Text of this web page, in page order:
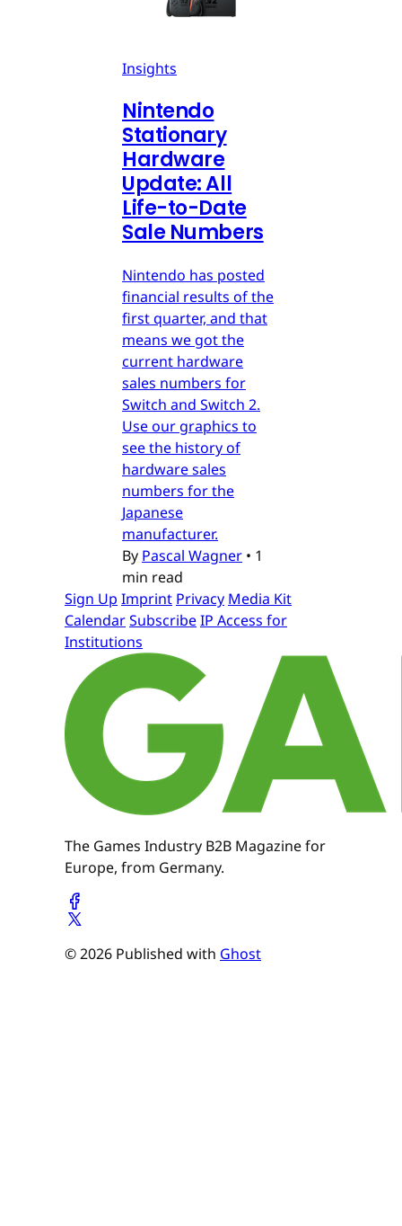
Insights
Nintendo
Stationary
Hardware
Update: All
Life-to-Date
Sale Numbers
Nintendo has posted
financial results of the
first quarter, and that
means we got the
current hardware
sales numbers for
Switch and Switch 2.
Use our graphics to
see the history of
hardware sales
numbers for the
Japanese
manufacturer.
By Pascal Wagner • 1
min read
Sign Up Imprint Privacy Media Kit
CalendarSubscribeIP Access for
Institutions
The Games Industry B2B Magazine for
Europe, from Germany.
© 2026 Published with Ghost